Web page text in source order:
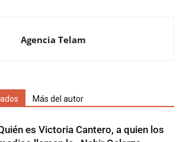
Agencia Telam
Más del autor
es Victoria Cantero, a quien los